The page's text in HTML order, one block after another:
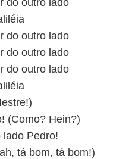
do outro lado
do outro lado
do outro lado
do outro lado
(Como? Hein?)
lado Pedro!
tá bom, tá bom!)